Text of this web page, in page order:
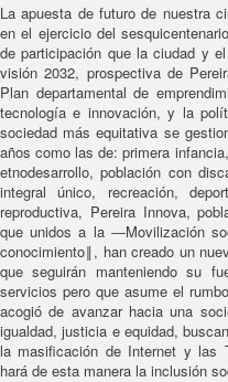
La apuesta de futuro de nuestra
en el ejercicio del
de participación que la ciudad y
visión 2032, prospectiva de
Plan departamental de
tecnología e innovación, y la
sociedad más equitativa se
años como las de: primera
etnodesarrollo, población con
integral único, recreación,
reproductiva, Pereira Innova,
que unidos a la ―Movilización
conocimiento‖, han creado un
que seguirán manteniendo su
servicios pero que asume el
acogió de avanzar hacia una
igualdad, justicia e equidad,
la masificación de Internet y las
hará de esta manera la inclusión